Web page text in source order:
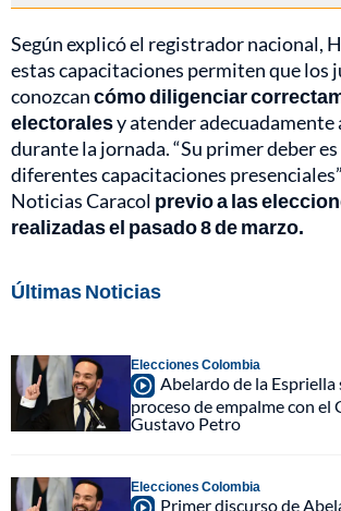
Según explicó el registrador nacional,
estas capacitaciones permiten que los
conozcancómo diligenciar
electoralesy atender adecuadamente
durante la jornada. “Su primer deber
diferentes capacitaciones
Noticias Caracol previo a las
realizadas el pasado 8 de marzo.
Últimas Noticias
Elecciones Colombia
Abelardo de la Espriella
proceso de empalme con el
Gustavo Petro
Elecciones Colombia
Primer discurso de